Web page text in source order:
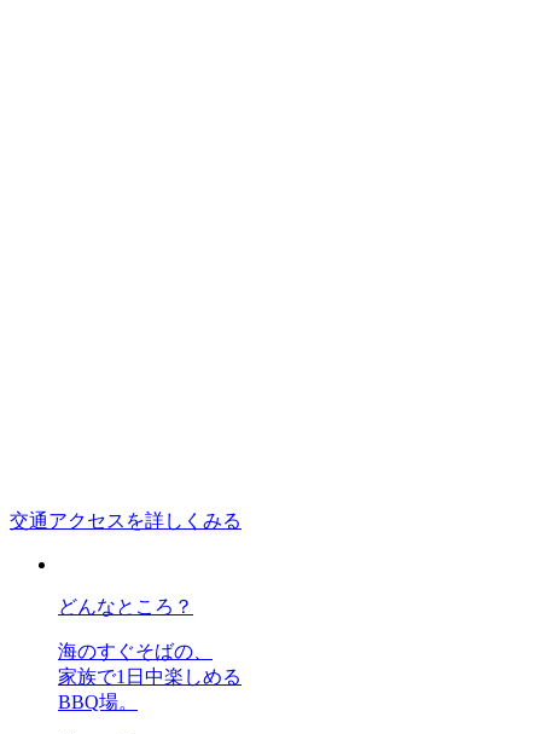
交通アクセスを詳しくみる
どんなところ？
海のすぐそばの、
家族で1日中楽しめる
BBQ場。